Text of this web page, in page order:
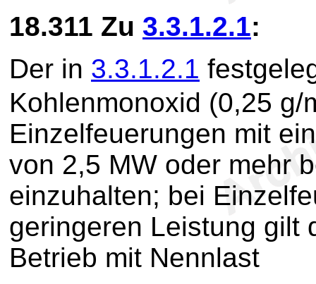
18.311 Zu 3.3.1.2.1:
Der in 3.3.1.2.1
Kohlenmonoxid (0,25 g/
Einzelfeuerungen mit
von 2,5 MW oder mehr
einzuhalten; bei
geringeren Leistung gilt
Betrieb mit Nennlast